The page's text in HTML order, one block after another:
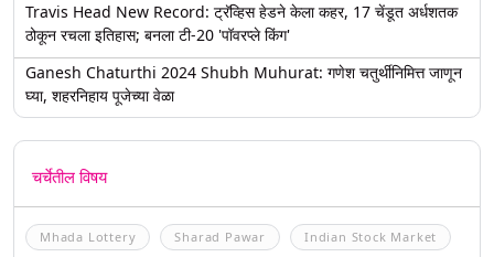
Travis Head New Record: ट्रॅव्हिस हेडने केला कहर, 17 चेंडूत अर्धशतक
ठोकून रचला इतिहास; बनला टी-20 'पॉवरप्ले किंग'
Ganesh Chaturthi 2024 Shubh Muhurat: गणेश चतुर्थीनिमित्त जाणून
घ्या, शहरनिहाय पूजेच्या वेळा
चर्चेतील विषय
Mhada Lottery Sharad Pawar Indian Stock Market